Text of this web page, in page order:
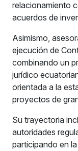
relacionamiento
acuerdos de
Asimismo,
ejecución de
combinando un
jurídico
orientada a la
proyectos de
Su trayectoria
autoridades
participando en